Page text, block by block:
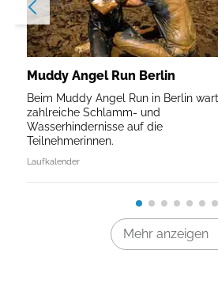
Muddy Angel Run Berlin
Beim Muddy Angel Run in Berlin
zahlreiche Schlamm- und
Wasserhindernisse auf die
Teilnehmerinnen.
Laufkalender
Mehr anzeigen